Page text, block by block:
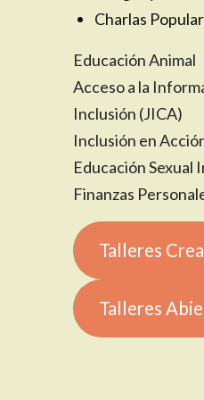
Charlas
Educación Animal
Acceso a la
Inclusión (JICA)
Inclusión en
Educación Sexual
Finanzas
Talleres
Talleres